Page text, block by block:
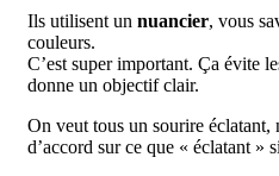
Ils utilisent un nuancier, vous
couleurs.
C’est super important. Ça évite
donne un objectif clair.
On veut tous un sourire éclatant,
d’accord sur ce que « éclatant »